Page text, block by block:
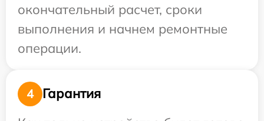
окончательный расчет, сроки
выполнения и начнем ремонтные
операции.
4
Гарантия